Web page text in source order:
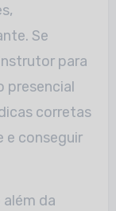
Se
para
presencial
corretas
e conseguir
da